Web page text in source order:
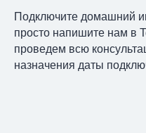
Подключите домашний
просто напишите нам в
проведем всю
назначения даты